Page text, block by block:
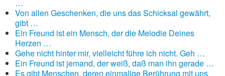
…
Von allen Geschenken, die uns das Schicksal gewährt,
gibt …
Ein Freund ist ein Mensch, der die Melodie Deines
Herzen …
Gehe nicht hinter mir, vielleicht führe ich nicht. Geh …
Ein Freund ist jemand, der weiß, daß man ihn gerade …
Es gibt Menschen, deren einmalige Berührung mit uns